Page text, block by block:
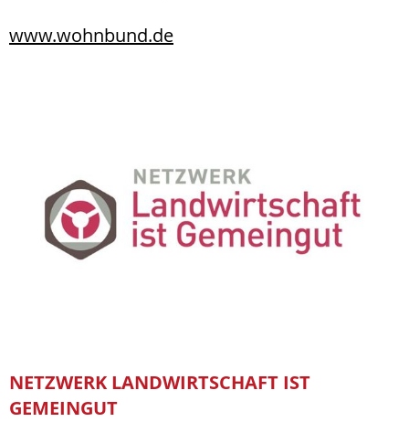
www.wohnbund.de
NETZWERK LANDWIRTSCHAFT IST
GEMEINGUT